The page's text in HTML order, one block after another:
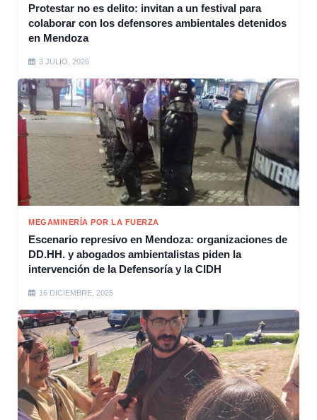
Protestar no es delito: invitan a un festival para
colaborar con los defensores ambientales detenidos
en Mendoza
3 JULIO, 2026
MEGAMINERÍA POR LA FUERZA
Escenario represivo en Mendoza: organizaciones de
DD.HH. y abogados ambientalistas piden la
intervención de la Defensoría y la CIDH
16 DICIEMBRE, 2025